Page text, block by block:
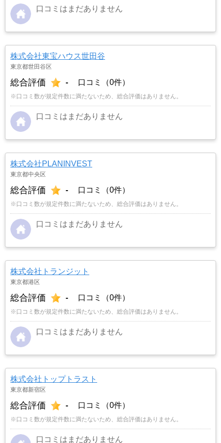
口コミはまだありません
株式会社東宝ハウス世田谷
東京都世田谷区
総合評価 - 口コミ（0件）
※口コミ数が規定件数に満たないため、総合評価はありません。
口コミはまだありません
株式会社PLANINVEST
東京都中央区
総合評価 - 口コミ（0件）
※口コミ数が規定件数に満たないため、総合評価はありません。
口コミはまだありません
株式会社トランジット
東京都港区
総合評価 - 口コミ（0件）
※口コミ数が規定件数に満たないため、総合評価はありません。
口コミはまだありません
株式会社トップトラスト
東京都新宿区
総合評価 - 口コミ（0件）
※口コミ数が規定件数に満たないため、総合評価はありません。
口コミはまだありません